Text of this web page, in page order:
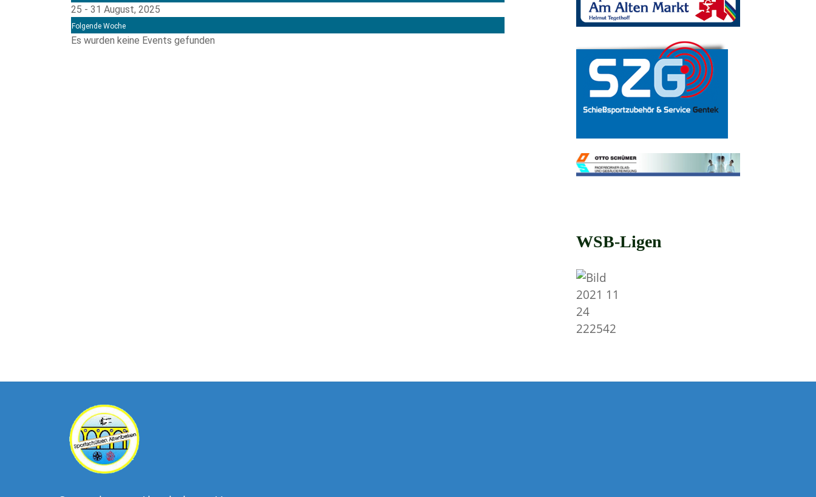
25 - 31 August, 2025
Folgende Woche
Es wurden keine Events gefunden
WSB-Ligen